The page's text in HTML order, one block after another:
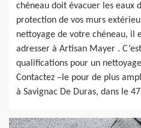
chéneau doit évacuer les eaux
protection de vos murs
nettoyage de votre chéneau, il
adresser à Artisan Mayer .
qualifications pour un
Contactez –le pour de plus
à Savignac De Duras, dans le